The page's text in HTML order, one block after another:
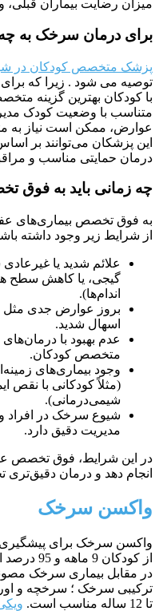
میزان رضایت بیماران
برای درمان سرخک به
پزشک متخصص کودکان در
توصیه می شود . زیرا که
با کودکان بهترین گزینه
متناسب با وضعیت کودک
عوارض، ممکن است نیاز به
این پزشکان می‌توانند بر
درمان حمایتی مناسب و
چه زمانی باید به فوق
به فوق تخصص بیماری‌های
از شرایط زیر وجود داشته
علائم شدید یا
گیجی، یا کاهش سطح
اندام‌ها).
بروز عوارض جدی مثل
اسهال شدید.
عدم بهبود با
متخصص کودکان.
وجود بیماری‌های
(مثلاً کودکانی با نقص
شیمی‌درمانی).
شیوع سرخک در افراد
مدیریت دقیق دارد.
در این شرایط، فوق تخصص
انجام دهد و درمان دقیق‌تری
واکسن سرخک
تا 12 ساله مناسب است.